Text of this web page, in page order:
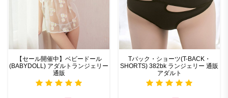
【セール開催中】ベビードール
(BABYDOLL) アダルトランジェリー
通販
Tバック・ショーツ(T-BACK・
SHORTS) 382bk ランジェリー 通販
アダルト